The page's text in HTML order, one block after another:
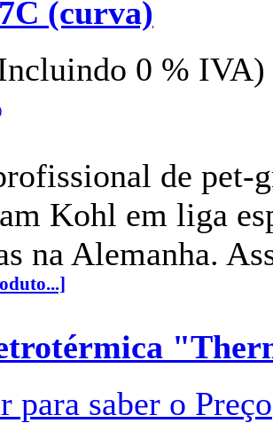
(curva)
0 % IVA)
de pet-
Kohl em liga
na Alemanha.
para saber o Preço